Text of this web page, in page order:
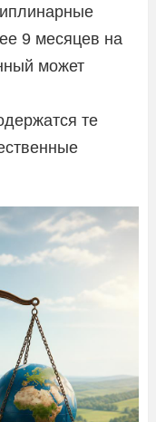
9 месяцев на
может
те